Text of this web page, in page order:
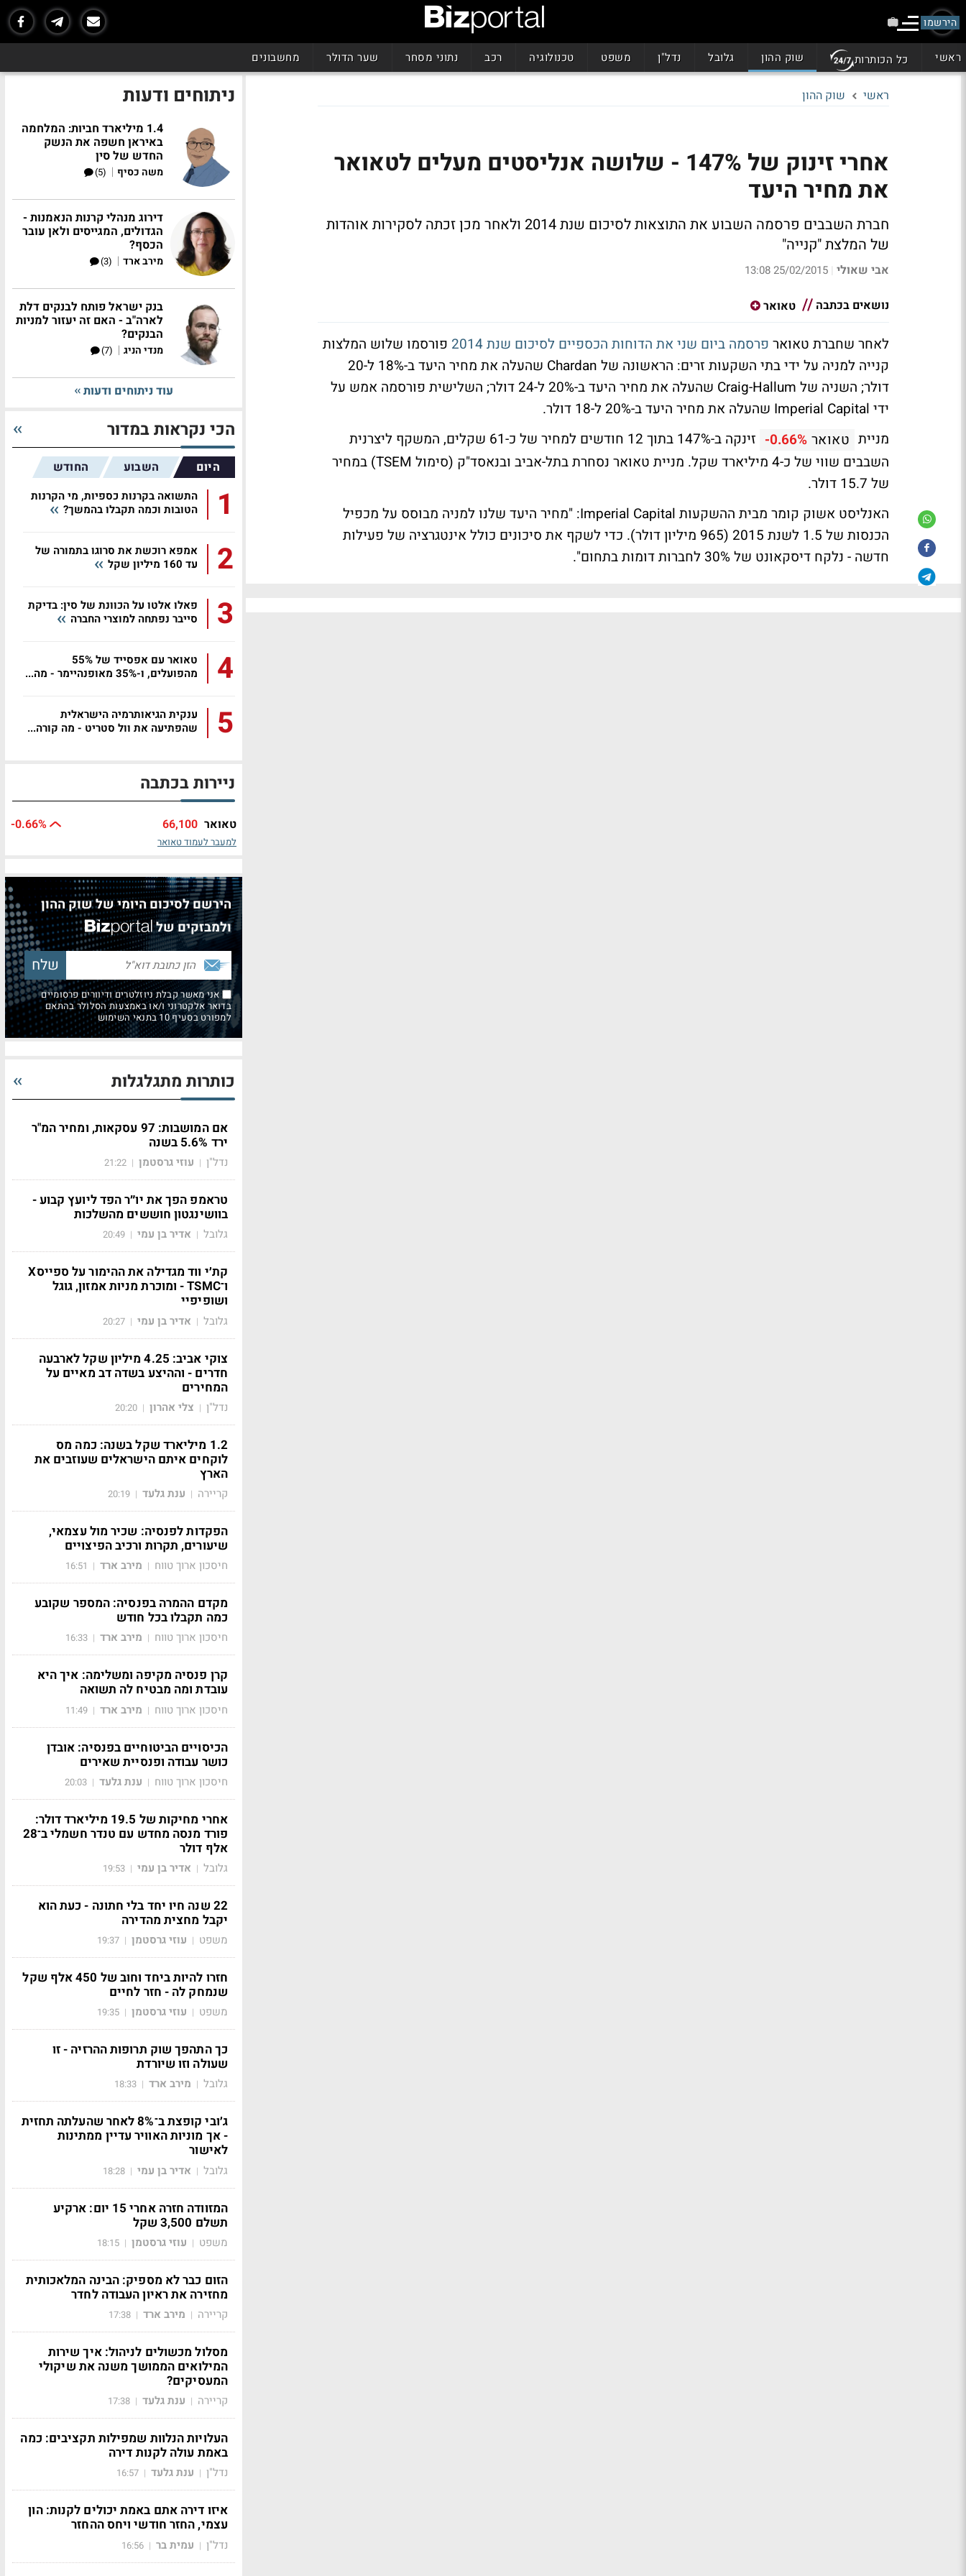
הירשמו
ראשי כל הכותרות שוק ההון גלובל נדל"ן משפט טכנולוגיה רכב נתוני מסחר שער הדולר מחשבונים
ראשי שוק ההון
אחרי זינוק של 147% - שלושה אנליסטים מעלים לטאואר
את מחיר היעד
חברת השבבים פרסמה השבוע את התוצאות לסיכום שנת 2014 ולאחר מכן זכתה לסקירות אוהדות
של המלצת "קנייה"
אבי שאולי |
25/02/2015 13:08
נושאים בכתבה טאואר
לאחר שחברת טאואר פרסמה ביום שני את הדוחות הכספיים לסיכום שנת 2014
פורסמו שלוש המלצות
קנייה למניה על ידי בתי השקעות זרים: הראשונה של Chardan שהעלה את מחיר היעד ב-18% ל-20
דולר; השניה של Craig-Hallum שהעלה את מחיר היעד ב-20% ל-24 דולר; השלישית פורסמה אמש על
ידי Imperial Capital שהעלה את מחיר היעד ב-20% ל-18 דולר.
מניית טאואר -0.66%
זינקה ב-147% בתוך 12 חודשים למחיר של כ-61 שקלים, המשקף ליצרנית
השבבים שווי של כ-4 מיליארד שקל. מניית טאואר נסחרת בתל-אביב ובנאסד"ק (סימול TSEM) במחיר
של 15.7 דולר.
האנליסט אשוק קומר מבית ההשקעות Imperial Capital: "מחיר היעד שלנו למניה מבוסס על מכפיל
הכנסות של 1.5 לשנת 2015 (965 מיליון דולר). כדי לשקף את סיכונים כולל אינטגרציה של פעילות
חדשה - נלקח דיסקאונט של 30% לחברות דומות בתחום".
ניתוחים ודעות
1.4 מיליארד חביות: המלחמה
באיראן חשפה את הנשק
החדש של סין
משה כסיף |
(5)
דירוג מנהלי קרנות הנאמנות -
הגדולים, המגייסים ולאן עובר
הכסף?
מירב ארד |
(3)
בנק ישראל פותח לבנקים דלת
לארה"ב - האם זה יעזור למניות
הבנקים?
מנדי הניג |
(7)
עוד ניתוחים ודעות
הכי נקראות במדור
היום השבוע החודש
1
התשואה בקרנות כספיות, מי הקרנות
הטובות וכמה תקבלו בהמשך?
2
אמפא רוכשת את סרוגו בתמורה של
עד 160 מיליון שקל
3
פאלו אלטו על הכוונת של סין: בדיקת
סייבר נפתחה למוצרי החברה
4
טאואר עם אפסייד של 55%
מהפועלים, ו-35% מאופנהיימר - מה...
5
ענקית הגיאותרמיה הישראלית
שהפתיעה את וול סטריט - מה קורה...
ניירות בכתבה
טאואר 66,100
-0.66%
למעבר לעמוד טאואר
הירשם לסיכום היומי של שוק ההון
ולמבזקים של
אני מאשר קבלת ניוזלטרים ודיוורים פרסומיים
בדואר אלקטרוני ו/או באמצעות הסלולר בהתאם
למפורט בסעיף 10 בתנאי השימוש
כותרות מתגלגלות
אם המושבות: 97 עסקאות, ומחיר המ"ר
ירד 5.6% בשנה
נדל"ן | עוזי גרסטמן |
21:22
טראמפ הפך את יו״ר הפד ליועץ קבוע -
בוושינגטון חוששים מהשלכות
גלובל | אדיר בן עמי |
20:49
קת׳י ווד מגדילה את ההימור על ספייסX
ו־TSMC - ומוכרת מניות אמזון, גוגל
ושופיפיי
גלובל | אדיר בן עמי |
20:27
צוקי אביב: 4.25 מיליון שקל לארבעה
חדרים - וההיצע בשדה דב מאיים על
המחירים
נדל"ן | צלי אהרון |
20:20
1.2 מיליארד שקל בשנה: כמה מס
לוקחים איתם הישראלים שעוזבים את
הארץ
קריירה | ענת גלעד |
20:19
הפקדות לפנסיה: שכיר מול עצמאי,
שיעורים, תקרות ורכיב הפיצויים
חיסכון ארוך טווח | מירב ארד |
16:51
מקדם ההמרה בפנסיה: המספר שקובע
כמה תקבלו בכל חודש
חיסכון ארוך טווח | מירב ארד |
16:33
קרן פנסיה מקיפה ומשלימה: איך היא
עובדת ומה מבטיח לה תשואה
חיסכון ארוך טווח | מירב ארד |
11:49
הכיסויים הביטוחיים בפנסיה: אובדן
כושר עבודה ופנסיית שאירים
חיסכון ארוך טווח | ענת גלעד |
20:03
אחרי מחיקות של 19.5 מיליארד דולר:
פורד מנסה מחדש עם טנדר חשמלי ב־28
אלף דולר
גלובל | אדיר בן עמי |
19:53
22 שנה חיו יחד בלי חתונה - כעת הוא
יקבל מחצית מהדירה
משפט | עוזי גרסטמן |
19:37
חזרו להיות ביחד וחוב של 450 אלף שקל
שנמחק לה - חזר לחיים
משפט | עוזי גרסטמן |
19:35
כך התהפך שוק תרופות ההרזיה - זו
שעולה וזו שיורדת
גלובל | מירב ארד |
18:33
ג׳ובי קופצת ב־8% לאחר שהעלתה תחזית
- אך מוניות האוויר עדיין ממתינות
לאישור
גלובל | אדיר בן עמי |
18:28
המזוודה חזרה אחרי 15 יום: ארקיע
תשלם 3,500 שקל
משפט | עוזי גרסטמן |
18:15
הזום כבר לא מספיק: הבינה המלאכותית
מחזירה את ראיון העבודה לחדר
קריירה | מירב ארד |
17:38
מסלול מכשולים לניהול: איך שירות
המילואים הממושך משנה את שיקולי
המעסיקים?
קריירה | ענת גלעד |
17:38
העלויות הנלוות שמפילות תקציבים: כמה
באמת עולה לקנות דירה
נדל"ן | ענת גלעד |
16:57
איזו דירה אתם באמת יכולים לקנות: הון
עצמי, החזר חודשי ויחס ההחזר
נדל"ן | עמית בר |
16:56